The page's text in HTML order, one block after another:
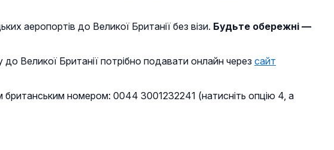
аеропортів до Великої Британії без візи. Будьте обережні —
до Великої Британії потрібно подавати онлайн через сайт
номером: 0044 3001232241 (натисніть опцію 4, а